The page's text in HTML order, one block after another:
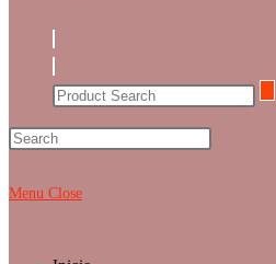
Menu Close